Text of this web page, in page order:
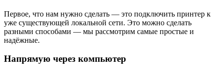
Первое, что нам нужно сделать — это подключить принтер к
уже существующей локальной сети. Это можно сделать
разными способами — мы рассмотрим самые простые и
надёжные.
Напрямую через компьютер